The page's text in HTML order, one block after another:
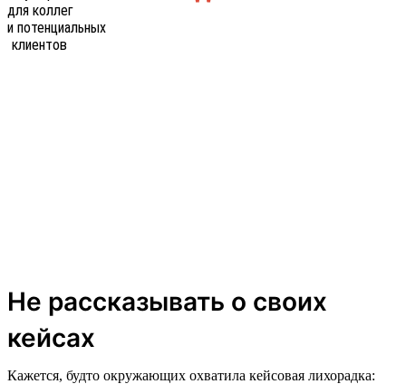
Не рассказывать о своих
кейсах
Кажется, будто окружающих охватила кейсовая лихорадка: